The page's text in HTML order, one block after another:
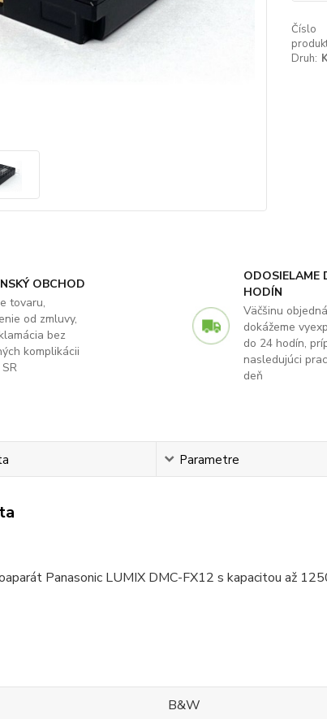
Číslo
Druh:
OBCHOD
tovaru,
od zmluvy,
bez
komplikácii
ODOSIELAME
HODÍN
Väčšinu
dokážeme
do 24 hodín,
nasledujúci
deň
Parametre
Panasonic LUMIX DMC-FX12 s kapacitou až
B&W